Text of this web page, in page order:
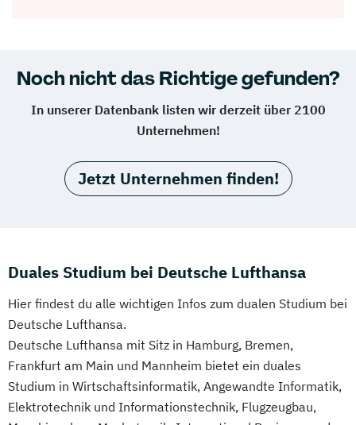
Noch nicht das Richtige gefunden?
In unserer Datenbank listen wir derzeit über 2100
Unternehmen!
Jetzt Unternehmen finden!
Duales Studium bei Deutsche Lufthansa
Hier findest du alle wichtigen Infos zum dualen Studium bei
Deutsche Lufthansa.
Deutsche Lufthansa mit Sitz in Hamburg, Bremen,
Frankfurt am Main und Mannheim bietet ein duales
Studium in Wirtschaftsinformatik, Angewandte Informatik,
Elektrotechnik und Informationstechnik, Flugzeugbau,